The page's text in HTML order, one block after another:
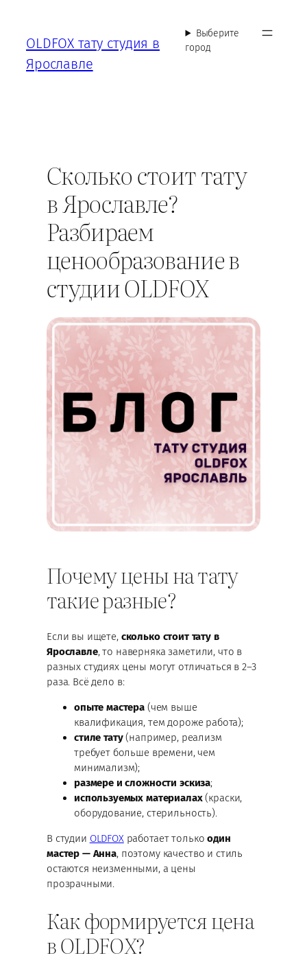
содержимому
OLDFOX тату студия в
Ярославле
Выберите
город
Сколько стоит тату
в Ярославле?
Разбираем
ценообразование в
студии OLDFOX
Почему цены на тату
такие разные?
Если вы ищете, сколько стоит тату в
Ярославле, то наверняка заметили, что в
разных студиях цены могут отличаться в 2–3
раза. Всё дело в:
опыте мастера (чем выше
квалификация, тем дороже работа);
стиле тату(например, реализм
требует больше времени, чем
минимализм);
размере и сложности эскиза;
используемых материалах(краски,
оборудование, стерильность).
В студии OLDFOXработает толькоодин
мастер — Анна, поэтому качество и стиль
остаются неизменными, а цены
прозрачными.
Как формируется цена
в OLDFOX?